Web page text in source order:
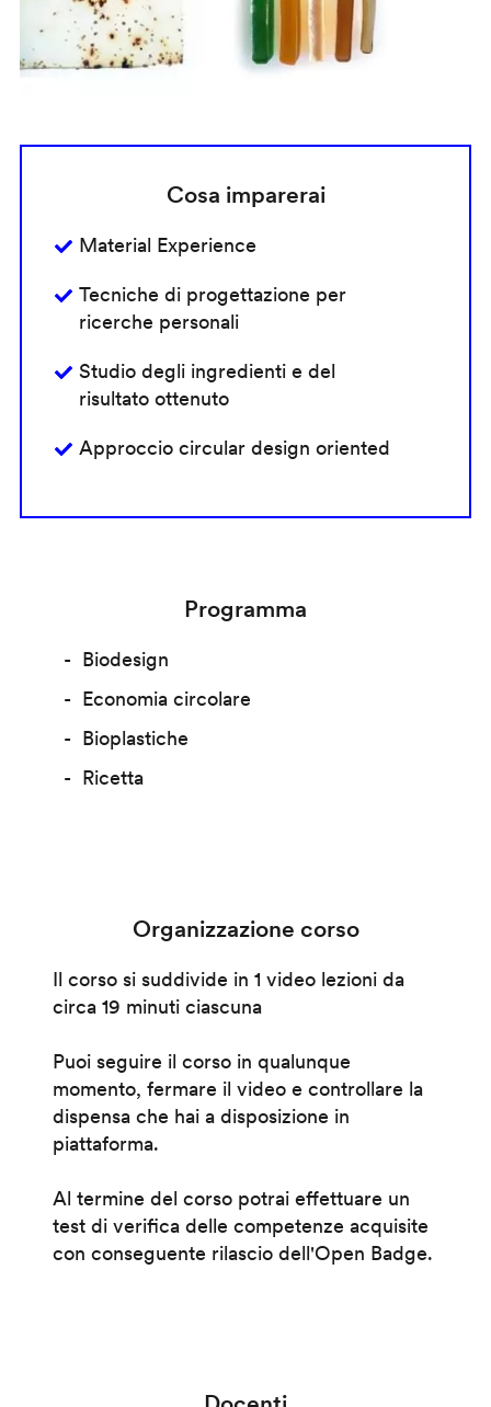
Cosa imparerai
Material Experience
Tecniche di progettazione per
ricerche personali
Studio degli ingredienti e del
risultato ottenuto
Approccio circular design oriented
Programma
Biodesign
Economia circolare
Bioplastiche
Ricetta
Organizzazione corso
Il corso si suddivide in 1 video lezioni da
circa 19 minuti ciascuna
Puoi seguire il corso in qualunque
momento, fermare il video e controllare la
dispensa che hai a disposizione in
piattaforma.
Al termine del corso potrai effettuare un
test di verifica delle competenze acquisite
con conseguente rilascio dell'Open Badge.